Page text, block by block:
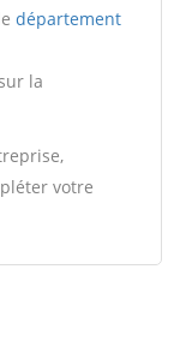
département
la
votre